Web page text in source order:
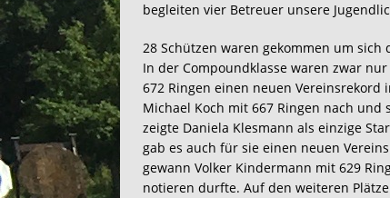
begleiten vier Betreuer unsere
28 Schützen waren gekommen um
In der Compoundklasse waren zwar
672 Ringen einen neuen Vereinsrekord
Michael Koch mit 667 Ringen nach
zeigte Daniela Klesmann als einzige
gab es auch für sie einen neuen
gewann Volker Kindermann mit 629
notieren durfte. Auf den weiteren